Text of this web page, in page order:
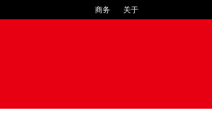
商务 关于